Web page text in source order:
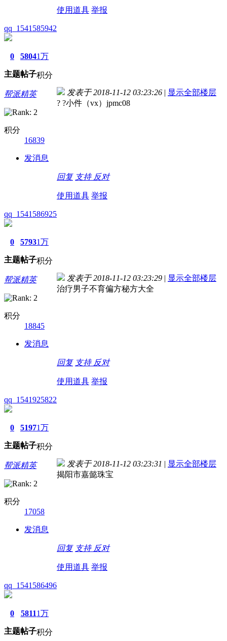
使用道具 举报
qq_1541585942
0
主题
5804
帖子
1万
积分
帮派精英
积分
16839
发消息
发表于 2018-11-12 03:23:26 | 显示全部楼层
? ?小件（vx）jpmc08
回复 支持 反对
使用道具 举报
qq_1541586925
0
主题
5793
帖子
1万
积分
帮派精英
积分
18845
发消息
发表于 2018-11-12 03:23:29 | 显示全部楼层
治疗男子不育偏方秘方大全
回复 支持 反对
使用道具 举报
qq_1541925822
0
主题
5197
帖子
1万
积分
帮派精英
积分
17058
发消息
发表于 2018-11-12 03:23:31 | 显示全部楼层
揭阳市嘉懿珠宝
回复 支持 反对
使用道具 举报
qq_1541586496
0
主题
5811
帖子
1万
积分